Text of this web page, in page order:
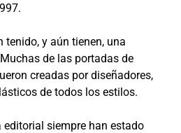
tenido, y aún tienen, una
de las portadas de
creadas por diseñadores,
de todos los estilos.
editorial siempre han estado